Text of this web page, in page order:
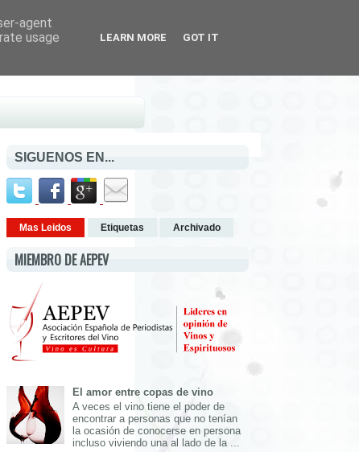
SIGUENOS EN...
Mas Leidos Etiquetas Archivado
MIEMBRO DE AEPEV
El amor entre copas de vino
A veces el vino tiene el poder de
encontrar a personas que no tenían
la ocasión de conocerse en persona
incluso viviendo una al lado de la ...
agent
usage
LEARN MORE GOT IT